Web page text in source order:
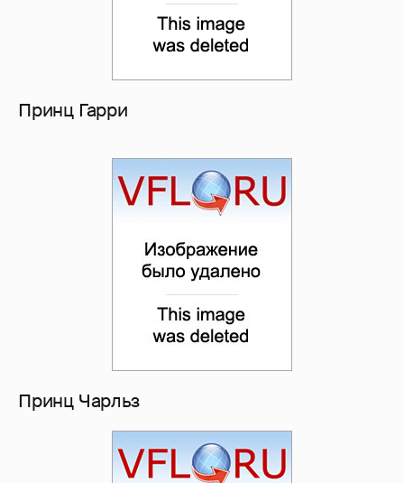
Принц Гарри
Принц Чарльз